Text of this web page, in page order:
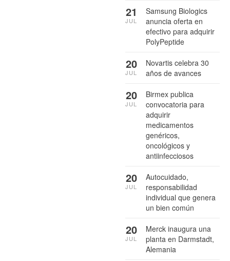
Samsung Biologics
anuncia oferta en
efectivo para adquirir
PolyPeptide
21
JUL
Novartis celebra 30
años de avances
20
JUL
Birmex publica
convocatoria para
adquirir
medicamentos
genéricos,
oncológicos y
antiinfecciosos
20
JUL
Autocuidado,
responsabilidad
individual que genera
un bien común
20
JUL
Merck inaugura una
planta en Darmstadt,
Alemania
20
JUL